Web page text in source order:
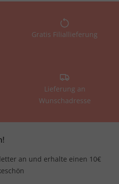
Gratis Filiallieferung
Lieferung an
Wunschadresse
an und erhalte einen 10€